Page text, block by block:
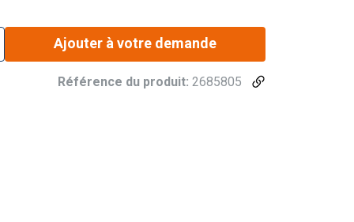
Ajouter à votre demande
Référence du produit: 2685805